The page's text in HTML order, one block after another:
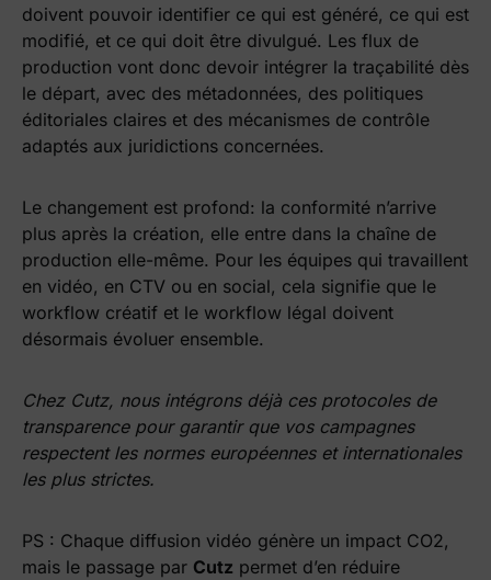
doivent pouvoir identifier ce qui est généré, ce qui est
modifié, et ce qui doit être divulgué. Les flux de
production vont donc devoir intégrer la traçabilité dès
le départ, avec des métadonnées, des politiques
éditoriales claires et des mécanismes de contrôle
adaptés aux juridictions concernées.
Le changement est profond: la conformité n’arrive
plus après la création, elle entre dans la chaîne de
production elle-même. Pour les équipes qui travaillent
en vidéo, en CTV ou en social, cela signifie que le
workflow créatif et le workflow légal doivent
désormais évoluer ensemble.
Chez Cutz, nous intégrons déjà ces protocoles de
transparence pour garantir que vos campagnes
respectent les normes européennes et internationales
les plus strictes.
PS : Chaque diffusion vidéo génère un impact CO2,
mais le passage par Cutz permet d’en réduire